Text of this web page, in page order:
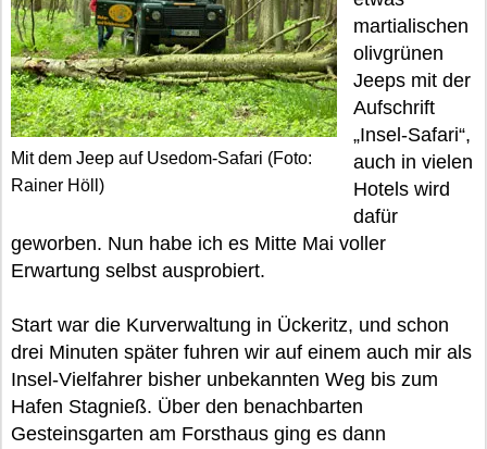
Mit dem Jeep auf Usedom-Safari (Foto:
Rainer Höll)
martialischen
olivgrünen
Jeeps mit der
Aufschrift
„Insel-Safari“,
auch in vielen
Hotels wird
dafür
geworben. Nun habe ich es Mitte Mai voller
Erwartung selbst ausprobiert.
Start war die Kurverwaltung in Ückeritz, und schon
drei Minuten später fuhren wir auf einem auch mir als
Insel-Vielfahrer bisher unbekannten Weg bis zum
Hafen Stagnieß. Über den benachbarten
Gesteinsgarten am Forsthaus ging es dann